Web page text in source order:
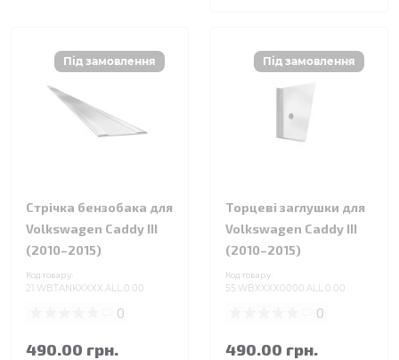
Стрічка бензобака для
Volkswagen Caddy III
(2010–2015)
Код товару:
21.WBTANKXXXX.ALL.0.00
0
490.00 грн.
Торцеві заглушки для
Volkswagen Caddy III
(2010–2015)
Код товару:
55.WBXXXX0000.ALL.0.00
0
490.00 грн.